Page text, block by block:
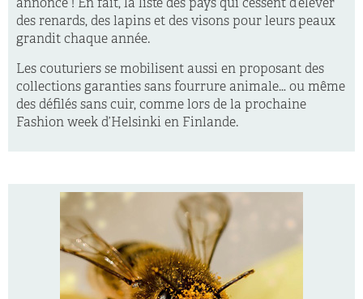
annonce ! En fait, la liste des pays qui cessent d’élever
des renards, des lapins et des visons pour leurs peaux
grandit chaque année.
Les couturiers se mobilisent aussi en proposant des
collections garanties sans fourrure animale… ou même
des défilés sans cuir, comme lors de la prochaine
Fashion week d’Helsinki en Finlande.